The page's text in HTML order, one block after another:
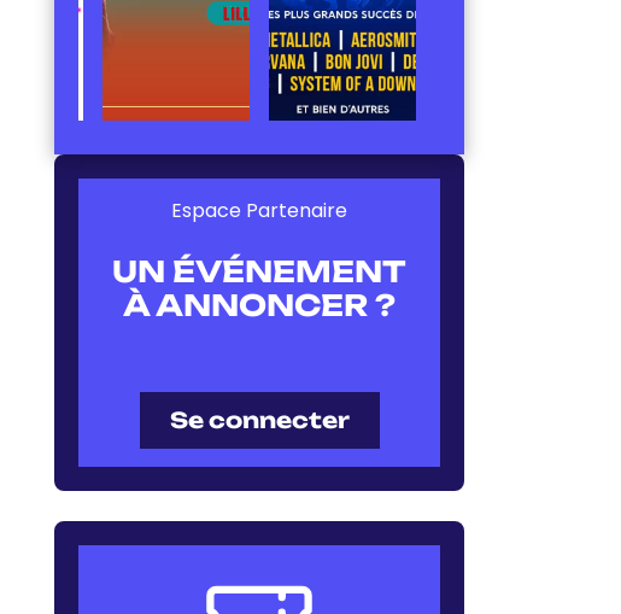
Espace Partenaire
UN ÉVÉNEMENT
À ANNONCER ?
Se connecter